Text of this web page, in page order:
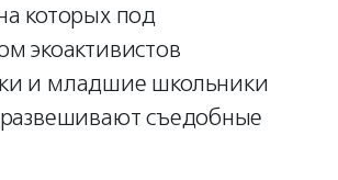
которых под
экоактивистов
и младшие школьники
съедобные